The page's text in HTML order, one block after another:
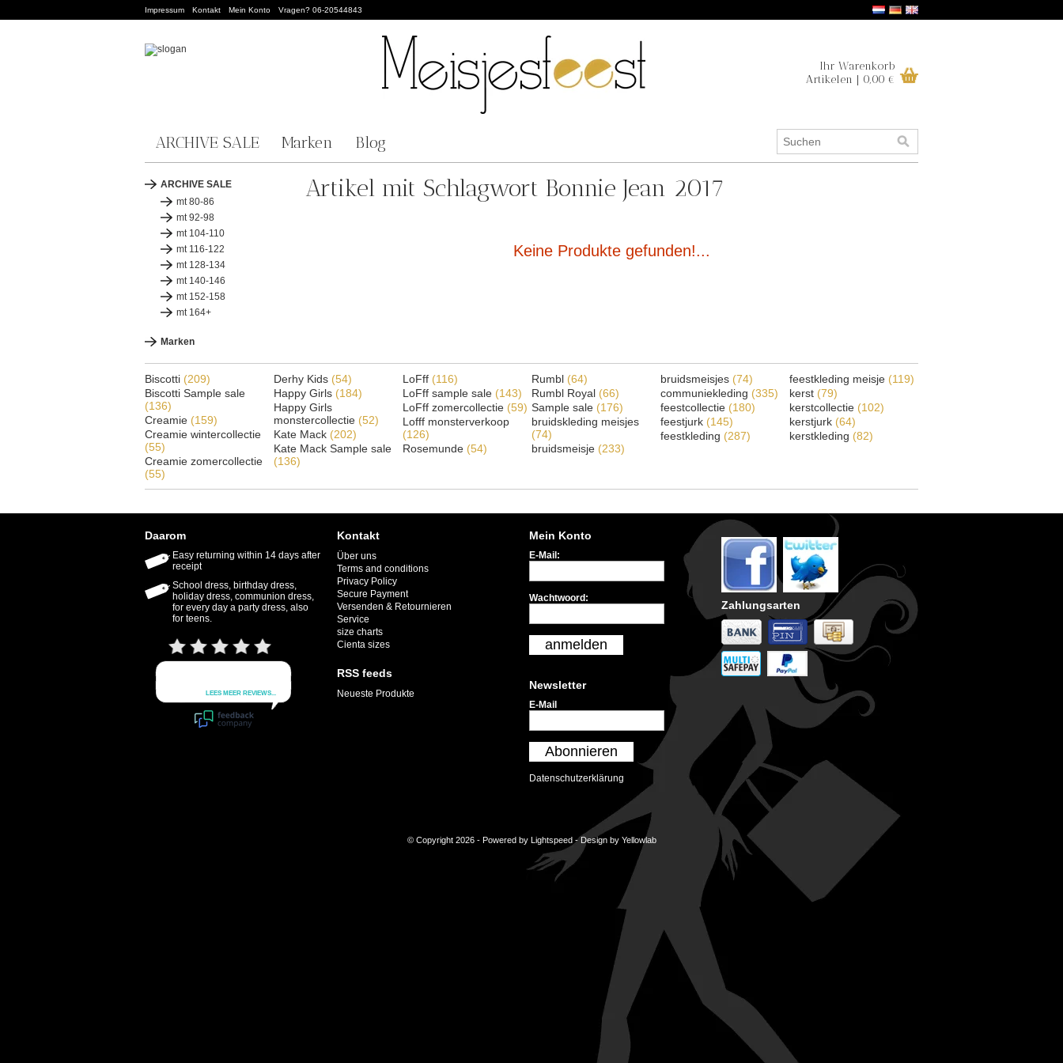
Impressum Kontakt Mein Konto Vragen? 06-20544843
Ihr Warenkorb
Artikelen | 0,00 €
ARCHIVE SALE Marken Blog
ARCHIVE SALE
mt 80-86
mt 92-98
mt 104-110
mt 116-122
mt 128-134
mt 140-146
mt 152-158
mt 164+
Marken
Artikel mit Schlagwort Bonnie Jean 2017
Keine Produkte gefunden!...
Biscotti (209)
Biscotti Sample sale
(136)
Creamie (159)
Creamie wintercollectie
(55)
Creamie zomercollectie
(55)
Derhy Kids (54)
Happy Girls (184)
Happy Girls
monstercollectie (52)
Kate Mack (202)
Kate Mack Sample sale
(136)
LoFff (116)
LoFff sample sale (143)
LoFff zomercollectie (59)
Lofff monsterverkoop
(126)
Rosemunde (54)
Rumbl (64)
Rumbl Royal (66)
Sample sale (176)
bruidskleding meisjes
(74)
bruidsmeisje (233)
bruidsmeisjes (74)
communiekleding (335)
feestcollectie (180)
feestjurk (145)
feestkleding (287)
feestkleding meisje (119)
kerst (79)
kerstcollectie (102)
kerstjurk (64)
kerstkleding (82)
Daarom
Easy returning within 14 days after
receipt
School dress, birthday dress,
holiday dress, communion dress,
for every day a party dress, also
for teens.
Kontakt
Über uns
Terms and conditions
Privacy Policy
Secure Payment
Versenden & Retournieren
Service
size charts
Cienta sizes
RSS feeds
Neueste Produkte
Mein Konto
E-Mail:
Wachtwoord:
anmelden
Newsletter
E-Mail
Abonnieren
Datenschutzerklärung
Zahlungsarten
© Copyright 2026 - Powered by Lightspeed- Design by Yellowlab